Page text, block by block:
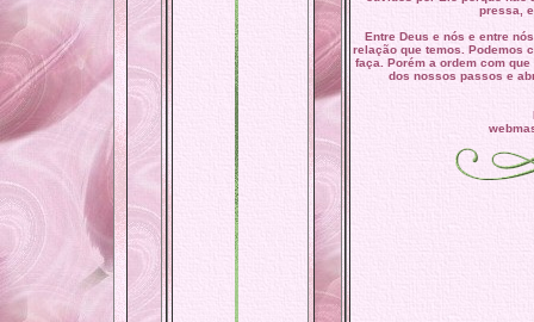
pressa,
Entre Deus e nós e entre
relação que temos. Podemos
faça. Porém a ordem com
dos nossos passos e